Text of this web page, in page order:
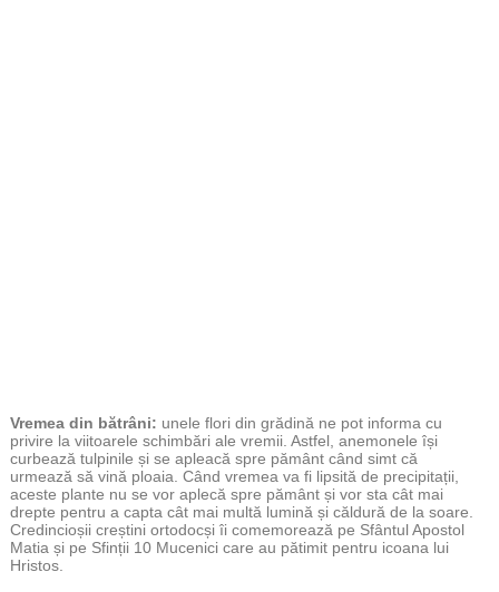
Vremea din bătrâni: unele flori din grădină ne pot informa cu
privire la viitoarele schimbări ale vremii. Astfel, anemonele își
curbează tulpinile și se apleacă spre pământ când simt că
urmează să vină ploaia. Când vremea va fi lipsită de precipitații,
aceste plante nu se vor aplecă spre pământ și vor sta cât mai
drepte pentru a capta cât mai multă lumină și căldură de la soare.
Credincioșii creștini ortodocși îi comemorează pe Sfântul Apostol
Matia și pe Sfinții 10 Mucenici care au pătimit pentru icoana lui
Hristos.